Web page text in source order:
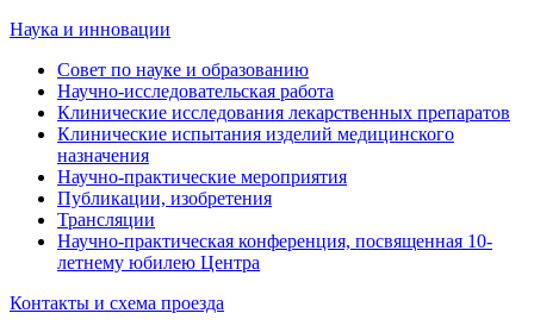
Наука и инновации
Совет по науке и образованию
Научно-исследовательская работа
Клинические исследования лекарственных препаратов
Клинические испытания изделий медицинского
назначения
Научно-практические мероприятия
Публикации, изобретения
Трансляции
Научно-практическая конференция, посвященная 10-
летнему юбилею Центра
Контакты и схема проезда